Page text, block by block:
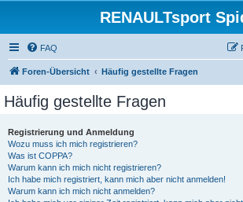
RENAULTsport
FAQ
Foren-Übersicht Häufig gestellte Fragen
Häufig gestellte Fragen
Registrierung und Anmeldung
Wozu muss ich mich registrieren?
Was ist COPPA?
Warum kann ich mich nicht registrieren?
Ich habe mich registriert, kann mich aber nicht anmelden!
Warum kann ich mich nicht anmelden?